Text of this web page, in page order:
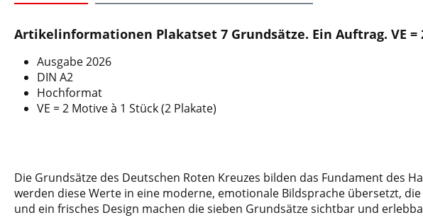
Artikelinformationen Plakatset 7 Grundsätze. Ein Auftrag. VE =
Ausgabe 2026
DIN A2
Hochformat
VE = 2 Motive à 1 Stück (2 Plakate)
Die Grundsätze des Deutschen Roten Kreuzes bilden das Fundament des
werden diese Werte in eine moderne, emotionale Bildsprache übersetzt,
und ein frisches Design machen die sieben Grundsätze sichtbar und